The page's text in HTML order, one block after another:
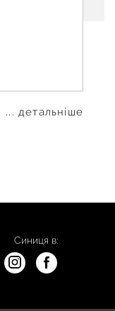
... детальніше
Синиця в: